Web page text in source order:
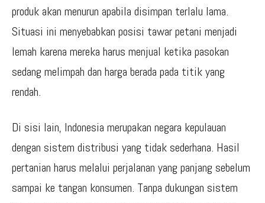
produk akan menurun apabila disimpan terlalu lama.
Situasi ini menyebabkan posisi tawar petani menjadi
lemah karena mereka harus menjual ketika pasokan
sedang melimpah dan harga berada pada titik yang
rendah.
Di sisi lain, Indonesia merupakan negara kepulauan
dengan sistem distribusi yang tidak sederhana. Hasil
pertanian harus melalui perjalanan yang panjang sebelum
sampai ke tangan konsumen. Tanpa dukungan sistem